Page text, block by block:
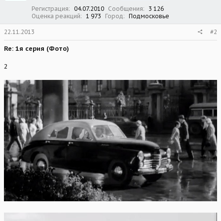
Регистрация 04.07.2010 Сообщения
3 126
Оценка реакций
1 973 Город Подмосковье
22.11.2013 #2
Re: 1я серия (Фото)
2